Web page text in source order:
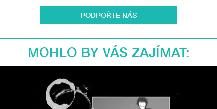
PODPOŘTE NÁS
MOHLO BY VÁS ZAJÍMAT: